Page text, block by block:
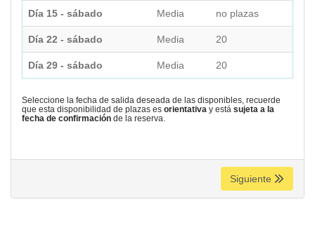
Día 15 - sábado Media no plazas
Día 22 - sábado Media 20
Día 29 - sábado Media 20
Seleccione la fecha de salida deseada de las disponibles, recuerde
que esta disponibilidad de plazas es orientativa y está sujeta a la
fecha de confirmación de la reserva.
Siguiente